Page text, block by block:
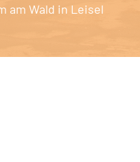
am Wald in Leisel